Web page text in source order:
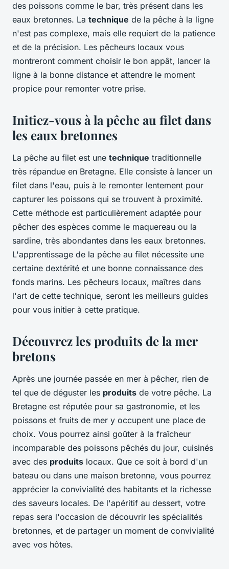
des poissons comme le bar, très présent dans les
eaux bretonnes. La technique de la pêche à la ligne
n'est pas complexe, mais elle requiert de la patience
et de la précision. Les pêcheurs locaux vous
montreront comment choisir le bon appât, lancer la
ligne à la bonne distance et attendre le moment
propice pour remonter votre prise.
Initiez-vous à la pêche au filet dans
les eaux bretonnes
La pêche au filet est une technique traditionnelle
très répandue en Bretagne. Elle consiste à lancer un
filet dans l'eau, puis à le remonter lentement pour
capturer les poissons qui se trouvent à proximité.
Cette méthode est particulièrement adaptée pour
pêcher des espèces comme le maquereau ou la
sardine, très abondantes dans les eaux bretonnes.
L'apprentissage de la pêche au filet nécessite une
certaine dextérité et une bonne connaissance des
fonds marins. Les pêcheurs locaux, maîtres dans
l'art de cette technique, seront les meilleurs guides
pour vous initier à cette pratique.
Découvrez les produits de la mer
bretons
Après une journée passée en mer à pêcher, rien de
tel que de déguster les produits de votre pêche. La
Bretagne est réputée pour sa gastronomie, et les
poissons et fruits de mer y occupent une place de
choix. Vous pourrez ainsi goûter à la fraîcheur
incomparable des poissons pêchés du jour, cuisinés
avec des produits locaux. Que ce soit à bord d'un
bateau ou dans une maison bretonne, vous pourrez
apprécier la convivialité des habitants et la richesse
des saveurs locales. De l'apéritif au dessert, votre
repas sera l'occasion de découvrir les spécialités
bretonnes, et de partager un moment de convivialité
avec vos hôtes.